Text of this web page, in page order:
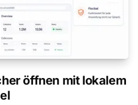
öffnen mit lokalem